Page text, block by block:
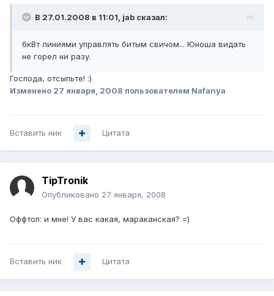
В 27.01.2008 в 11:01, jab сказал:
6кВт линиями управлять битым свичом... Юноша видать
не горел ни разу.
Господа, отсыпьте! :)
Изменено 27 января, 2008 пользователем Nafanya
Вставить ник Цитата
TipTronik
Опубликовано 27 января, 2008
Оффтоп: и мне! У вас какая, мараканская? =)
Вставить ник Цитата